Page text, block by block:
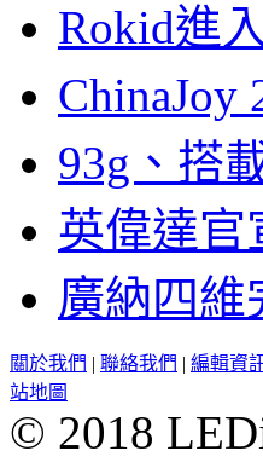
Rokid進
93g、搭
英偉達官
廣納四維
關於我們 | 聯絡我們 | 編輯資
站地圖
© 2018